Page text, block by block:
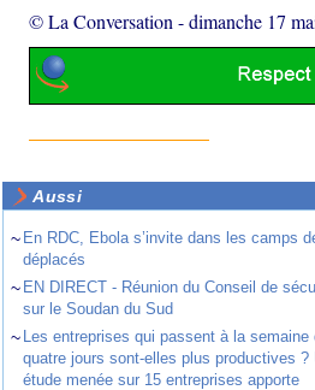
© La Conversation -dimanche 17
Aussi
~ En RDC, Ebola s’invite dans les camps
déplacés
~ EN DIRECT - Réunion du Conseil de
sur le Soudan du Sud
~ Les entreprises qui passent à la semaine
quatre jours sont-elles plus productives ?
étude menée sur 15 entreprises apporte